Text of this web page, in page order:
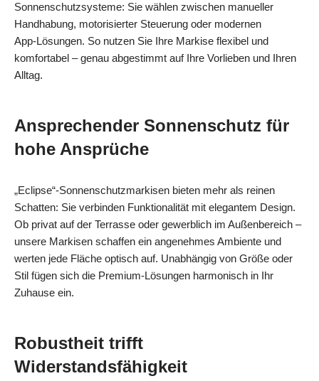
Sonnenschutzsysteme: Sie wählen zwischen manueller
Handhabung, motorisierter Steuerung oder modernen
App‑Lösungen. So nutzen Sie Ihre Markise flexibel und
komfortabel – genau abgestimmt auf Ihre Vorlieben und Ihren
Alltag.
Ansprechender Sonnenschutz für
hohe Ansprüche
„Eclipse“-Sonnenschutzmarkisen bieten mehr als reinen
Schatten: Sie verbinden Funktionalität mit elegantem Design.
Ob privat auf der Terrasse oder gewerblich im Außenbereich –
unsere Markisen schaffen ein angenehmes Ambiente und
werten jede Fläche optisch auf. Unabhängig von Größe oder
Stil fügen sich die Premium‑Lösungen harmonisch in Ihr
Zuhause ein.
Robustheit trifft
Widerstandsfähigkeit